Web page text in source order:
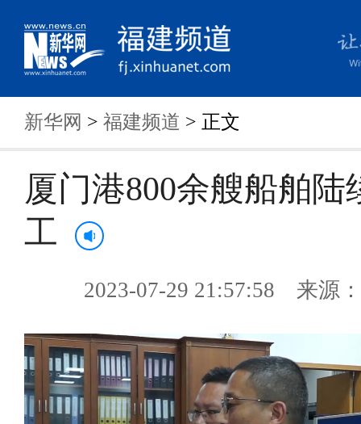
新华网 > 福建频道 > 正文
厦门港800余艘船舶陆
工
2023-07-29 21:57:58 来源